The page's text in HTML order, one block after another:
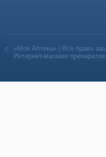
«Моя Аптека» | Все права
Интернет-магазин